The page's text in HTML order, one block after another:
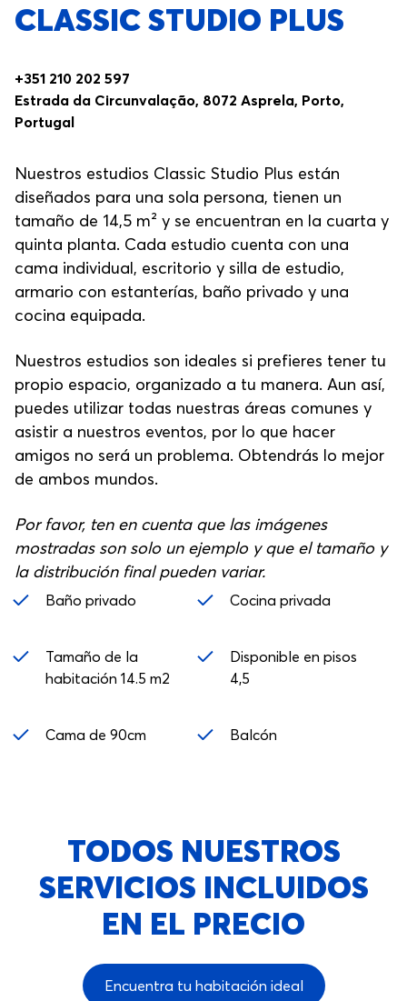
CLASSIC STUDIO PLUS
+351 210 202 597
Estrada da Circunvalação, 8072 Asprela, Porto,
Portugal
Nuestros estudios Classic Studio Plus están
diseñados para una sola persona, tienen un
tamaño de 14,5 m² y se encuentran en la cuarta y
quinta planta. Cada estudio cuenta con una
cama individual, escritorio y silla de estudio,
armario con estanterías, baño privado y una
cocina equipada.
Nuestros estudios son ideales si prefieres tener tu
propio espacio, organizado a tu manera. Aun así,
puedes utilizar todas nuestras áreas comunes y
asistir a nuestros eventos, por lo que hacer
amigos no será un problema. Obtendrás lo mejor
de ambos mundos.
Por favor, ten en cuenta que las imágenes
mostradas son solo un ejemplo y que el tamaño y
la distribución final pueden variar.
Baño privado Cocina privada
Tamaño de la
habitación 14.5 m2
Disponible en pisos
4,5
Cama de 90cm Balcón
TODOS NUESTROS
SERVICIOS INCLUIDOS
EN EL PRECIO
Encuentra tu habitación ideal